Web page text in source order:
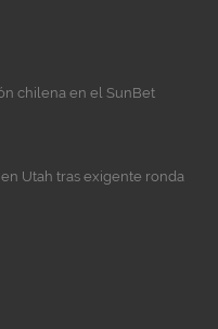
chilena en el SunBet
Utah tras exigente ronda